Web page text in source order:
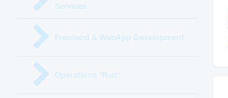
Services
Frontend & WebApp Development
Operations "Run"